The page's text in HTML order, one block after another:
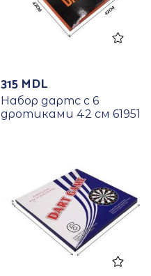
315 MDL
Набор дартс с 6
дротиками 42 см 61951